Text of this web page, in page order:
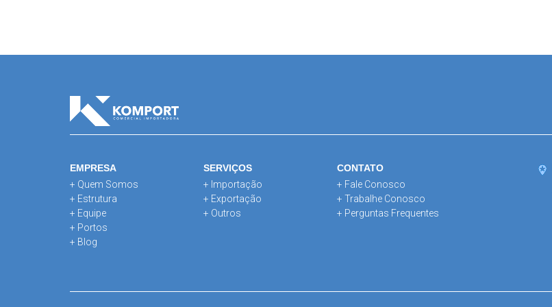
EMPRESA
+ Quem Somos
+ Estrutura
+ Equipe
+ Portos
+ Blog
SERVIÇOS
+ Importação
+ Exportação
+ Outros
CONTATO
+ Fale Conosco
+ Trabalhe Conosco
+ Perguntas Frequentes